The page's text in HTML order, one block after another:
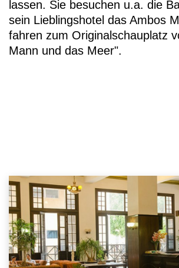
lassen. Sie besuchen u.a. die
sein Lieblingshotel das Ambos
fahren zum Originalschauplatz
Mann und das Meer".